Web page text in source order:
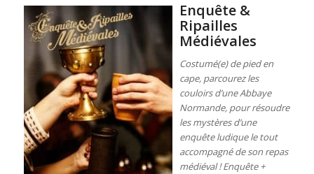
Enquête &
Ripailles
Médiévales
Costumé(e) de pied en
cape, parcourez les
couloirs d’une Abbaye
Normande, pour résoudre
les mystères d’une
enquête ludique le tout
accompagné de son repas
médiéval ! Enquête +